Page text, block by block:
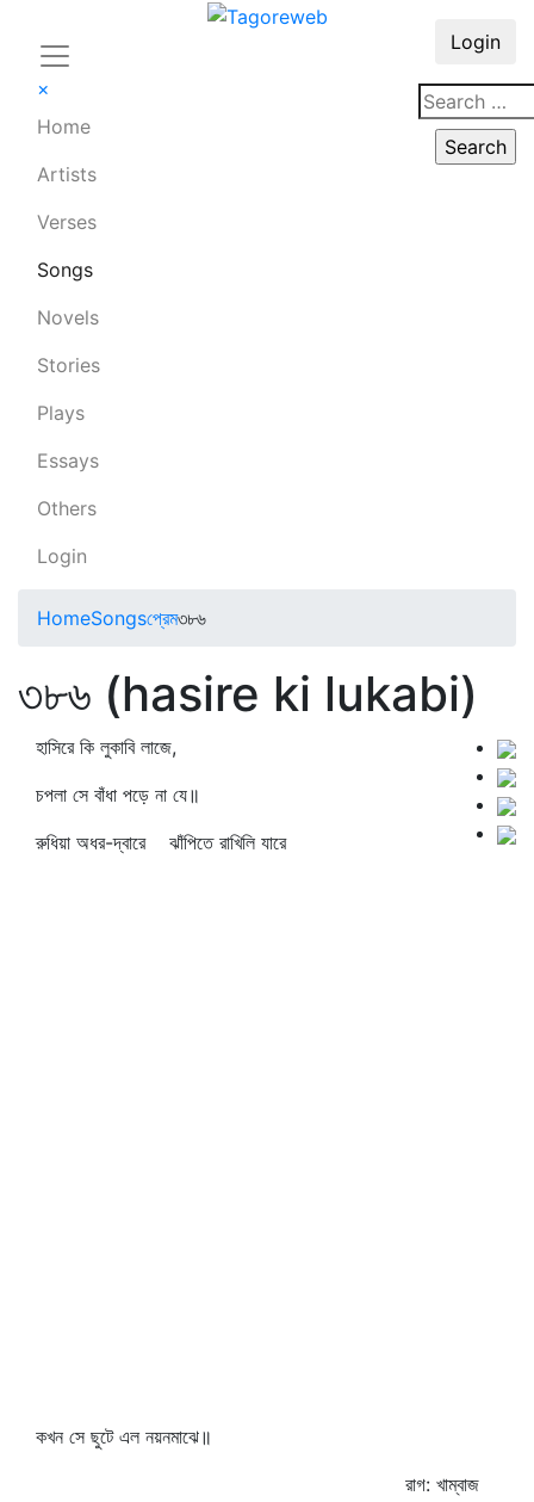
×
Home
Artists
Verses
Songs
Novels
Stories
Plays
Essays
Others
Login
Login
HomeSongsপ্রেম৩৮৬
৩৮৬ (hasire ki lukabi)
হাসিরে কি লুকাবি লাজে,
চপলা সে বাঁধা পড়ে না যে॥
রুধিয়া অধর-দ্বারে ঝাঁপিতে রাখিলি যারে
কখন সে ছুটে এল নয়নমাঝে॥
রাগ: খাম্বাজ